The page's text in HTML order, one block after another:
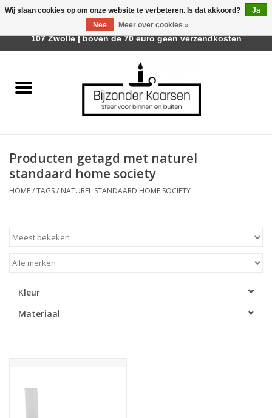
Räder Design Stories
Geurkaarsen
Tafelhaarden
Kaarsenhouders
LED Kaarsen
Producten getagd met naturel
standaard home society
HOME/TAGS/ NATUREL STANDAARD HOME SOCIETY
Kleur
Materiaal
Wij slaan cookies op om onze website te verbeteren. Is dat akkoord?
Ja
Nee
Meer over cookies »
Afhalen is mogelijk bij Trotz Woon & Cadeau | Belvederelaan
107 Zwolle | boven de 70 euro geen verzendkosten